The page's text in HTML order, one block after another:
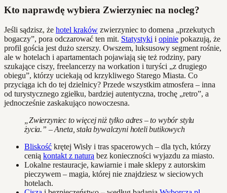
Kto naprawdę wybiera Zwierzyniec na nocleg?
Jeśli sądzisz, że hotel kraków zwierzyniec to domena „przekutych
bogaczy”, pora odczarować ten mit. Statystyki i opinie pokazują, że
profil gościa jest dużo szerszy. Owszem, luksusowy segment rośnie,
ale w hotelach i apartamentach pojawiają się też rodziny, pary
szukające ciszy, freelancerzy na workation i turyści „z drugiego
obiegu”, którzy uciekają od krzykliwego Starego Miasta. Co
przyciąga ich do tej dzielnicy? Przede wszystkim atmosfera – inna
od turystycznego zgiełku, bardziej autentyczna, trochę „retro”, a
jednocześnie zaskakująco nowoczesna.
„Zwierzyniec to więcej niż tylko adres – to wybór stylu
życia.” – Aneta, stała bywalczyni hoteli butikowych
Bliskość krętej Wisły i tras spacerowych – dla tych, którzy
cenią kontakt z naturą bez konieczności wyjazdu za miasto.
Lokalne restauracje, kawiarnie i małe sklepy z autorskim
pieczywem – magia, której nie znajdziesz w sieciowych
hotelach.